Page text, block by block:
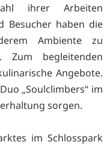
ihrer Arbeiten
Besucher haben die
Ambiente zu
Zum begleitenden
Angebote.
„Soulclimbers“ im
sorgen.
im Schlosspark